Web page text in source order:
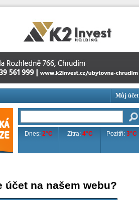
Můj účet
Dnes:2°C Zítra:4°C Pozítří: 3°C
účet na našem webu?